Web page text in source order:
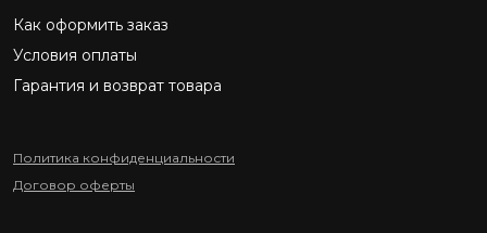
Как оформить заказ
Условия оплаты
Гарантия и возврат товара
Политика конфиденциальности
Договор оферты